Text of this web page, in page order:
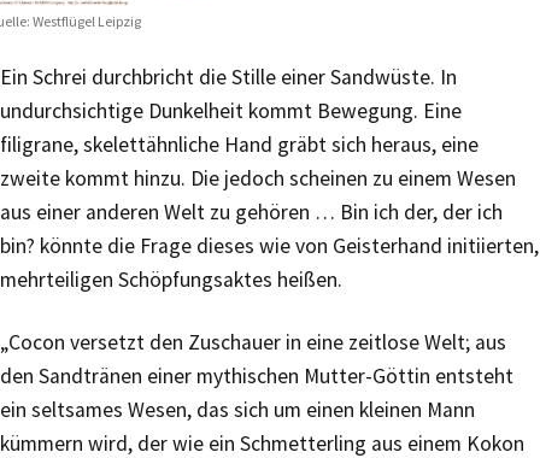
Westflügel Leipzig
Ein Schrei durchbricht die Stille einer Sandwüste. In
undurchsichtige Dunkelheit kommt Bewegung. Eine
filigrane, skelettähnliche Hand gräbt sich heraus, eine
zweite kommt hinzu. Die jedoch scheinen zu einem Wesen
aus einer anderen Welt zu gehören … Bin ich der, der ich
bin? könnte die Frage dieses wie von Geisterhand initiierten,
mehrteiligen Schöpfungsaktes heißen.
„Cocon versetzt den Zuschauer in eine zeitlose Welt; aus
den Sandtränen einer mythischen Mutter-Göttin entsteht
ein seltsames Wesen, das sich um einen kleinen Mann
kümmern wird, der wie ein Schmetterling aus einem Kokon